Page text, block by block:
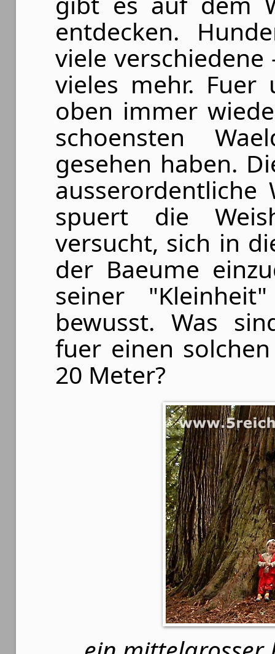
entdecken.
viele verschiedene
vieles mehr.
oben immer
schoensten
gesehen haben.
spuert die
versucht, sich in
der Baeume
seiner
bewusst. Was
fuer einen
20 Meter?